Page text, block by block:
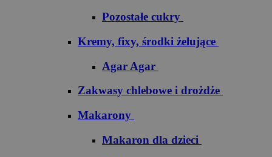
Pozostałe cukry
Kremy, fixy, środki żelujące
Agar Agar
Zakwasy chlebowe i drożdże
Makarony
Makaron dla dzieci